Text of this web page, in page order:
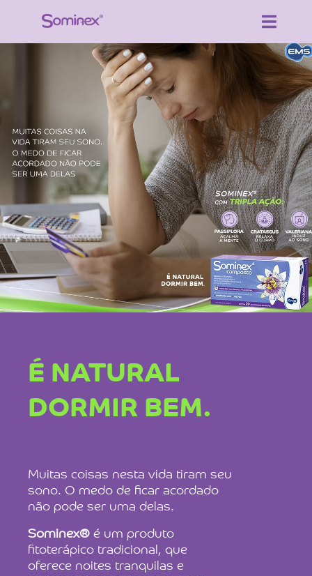
É NATURAL
DORMIR BEM.
Muitas coisas nesta vida tiram seu
sono. O medo de ficar acordado
não pode ser uma delas.
Sominex® é um produto
fitoterápico tradicional, que
oferece noites tranquilas e